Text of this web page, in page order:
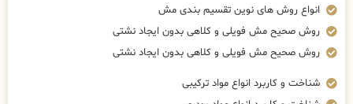
انواع روش های نوین تقسیم بندی مش
روش صحیح مش فویلی و کلاهی بدون ایجاد نشتی
روش صحیح مش فویلی و کلاهی بدون ایجاد نشتی
شناخت و کاربرد انواع مواد ترکیبی